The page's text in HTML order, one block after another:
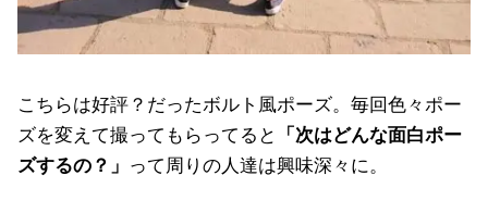
こちらは好評？だったボルト風ポーズ。毎回色々ポー
ズを変えて撮ってもらってると
「次はどんな面白ポー
ズするの？」 って周りの人達は興味深々に。